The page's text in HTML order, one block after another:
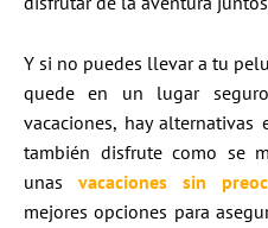
Y si no puedes llevar a tu
quede en un lugar
vacaciones, hay
también disfrute como se
unas vacaciones sin
mejores opciones para